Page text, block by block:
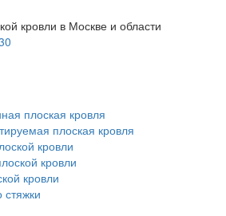
кровли в Москве и области
плоская кровля
плоская кровля
кровли
кровли
кровли
стяжки